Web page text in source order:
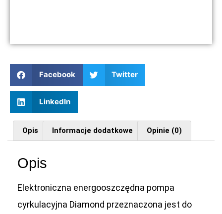
Facebook Twitter
LinkedIn
Opis Informacje dodatkowe Opinie (0)
Opis
Elektroniczna energooszczędna pompa
cyrkulacyjna Diamond przeznaczona jest do